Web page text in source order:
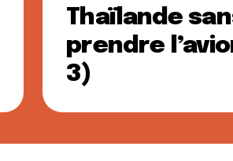
Thaïlande
prendre
3)